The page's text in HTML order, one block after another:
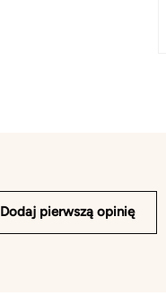
Dodaj pierwszą opinię